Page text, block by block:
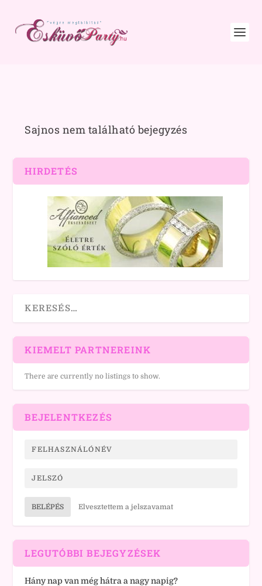
Sajnos nem található bejegyzés
HIRDETÉS
KIEMELT PARTNEREINK
There are currently no listings to show.
BEJELENTKEZÉS
BELÉPÉS Elvesztettem a jelszavamat
LEGUTÓBBI BEJEGYZÉSEK
Hány nap van még hátra a nagy napig?